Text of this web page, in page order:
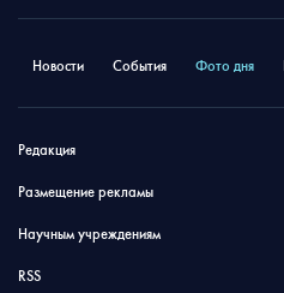
Новости События Фото дня
Редакция
Размещение рекламы
Научным учреждениям
RSS